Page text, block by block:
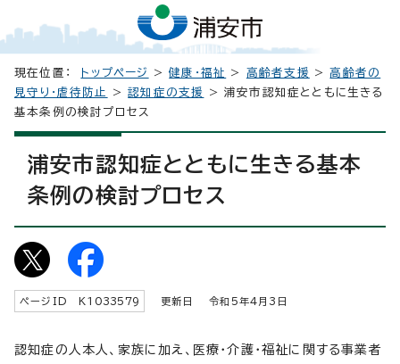
現在位置： トップページ >健康・福祉 > 高齢者支援 >高齢者の
見守り・虐待防止
>認知症の支援
> 浦安市認知症とともに生きる
基本条例の検討プロセス
浦安市認知症とともに生きる基本
条例の検討プロセス
ページID K 1033579 更新日 令和5年4月3日
認知症の人本人、家族に加え、医療・介護・福祉に関する事業者